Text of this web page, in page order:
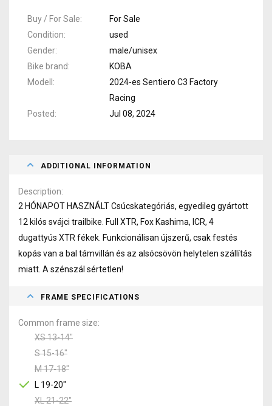
Buy / For Sale
For Sale
Condition
used
Gender
male/unisex
Bike brand
KOBA
Modell
2024-es Sentiero C3 Factory
Racing
Posted
Jul 08, 2024
ADDITIONAL INFORMATION
Description
2 HÓNAPOT HASZNÁLT Csúcskategóriás, egyedileg gyártott
12 kilós svájci trailbike. Full XTR, Fox Kashima, ICR, 4
dugattyús XTR fékek. Funkcionálisan újszerű, csak festés
kopás van a bal támvillán és az alsócsövön helytelen szállítás
miatt. A szénszál sértetlen!
FRAME SPECIFICATIONS
Common frame size
XS 13-14"
S 15-16"
M 17-18"
L 19-20"
XL 21-22"